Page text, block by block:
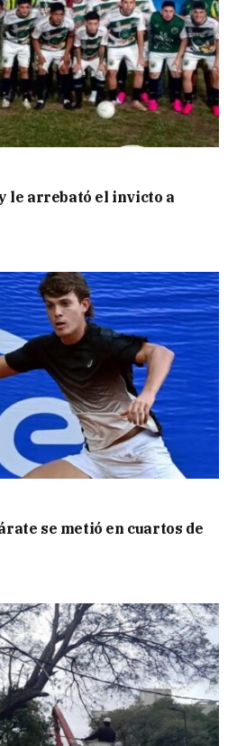
le arrebató el invicto a
se metió en cuartos de